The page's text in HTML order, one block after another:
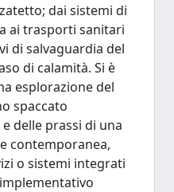
dai sistemi di
ai trasporti sanitari
di salvaguardia del
di calamità. Si è
esplorazione del
spaccato
delle prassi di una
contemporanea,
o sistemi integrati